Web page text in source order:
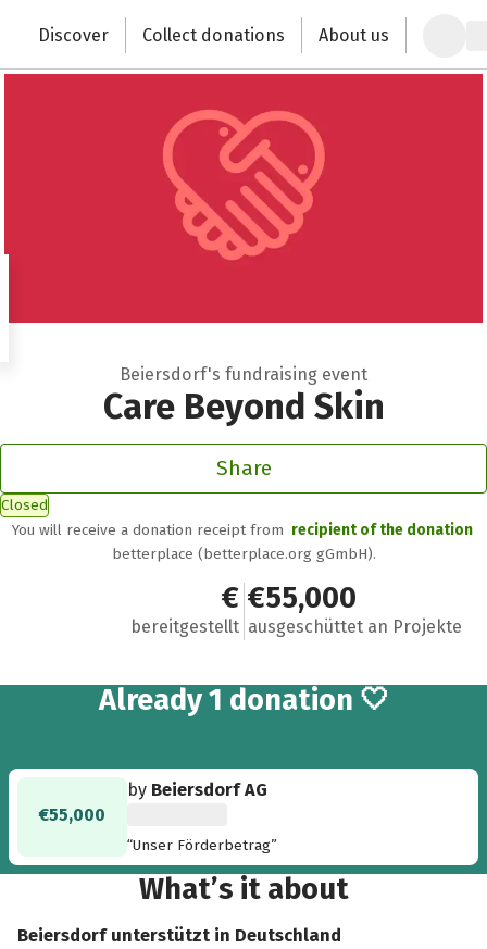
Change the world with your donation
Discover Collect donations About us
Beiersdorf's fundraising event
Care Beyond Skin
Share
Closed
You will receive a donation receipt from recipient of the donation
betterplace (betterplace.org gGmbH).
€55,000
bereitgestellt
€55,000
ausgeschüttet an Projekte
Already 1 donation 🤍
€55,000
by Beiersdorf AG
“Unser Förderbetrag”
What’s it about
Beiersdorf unterstützt in Deutschland